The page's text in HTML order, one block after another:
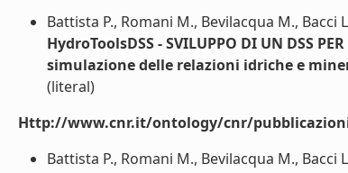
Battista P., Romani M., Bevilacqua M., Bacci
HydroToolsDSS - SVILUPPO DI UN DSS
simulazione delle relazioni idriche e
(literal)
Http://www.cnr.it/ontology/cnr/
Battista P., Romani M., Bevilacqua M., Bacci